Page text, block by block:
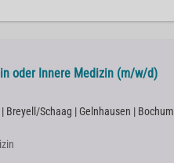
oder Innere Medizin (m/w/d)
Breyell/Schaag | Gelnhausen | Bochum